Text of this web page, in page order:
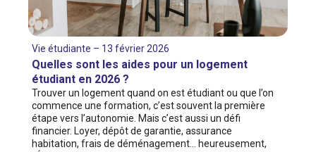
Vie étudiante – 13 février 2026
Quelles sont les aides pour un logement
étudiant en 2026 ?
Trouver un logement quand on est étudiant ou que l’on
commence une formation, c’est souvent la première
étape vers l’autonomie. Mais c’est aussi un défi
financier. Loyer, dépôt de garantie, assurance
habitation, frais de déménagement… heureusement,